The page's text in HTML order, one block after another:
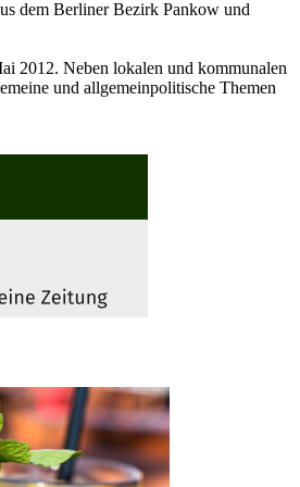
dem Berliner Bezirk Pankow und
2012. Neben lokalen und kommunalen
und allgemeinpolitische Themen